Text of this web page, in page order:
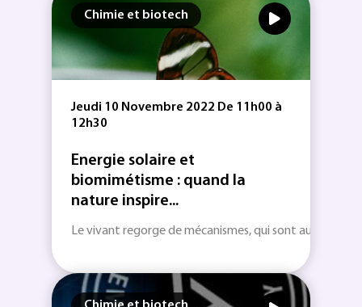
Chimie et biotech
Jeudi 10 Novembre 2022 De 11h00 à
12h30
Energie solaire et
biomimétisme : quand la
nature inspire...
Le vivant regorge de mécanismes, qui sont autant de